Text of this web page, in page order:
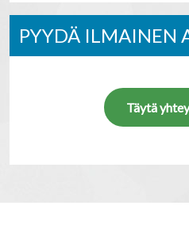
PYYDÄ ILMAINEN
Täytä